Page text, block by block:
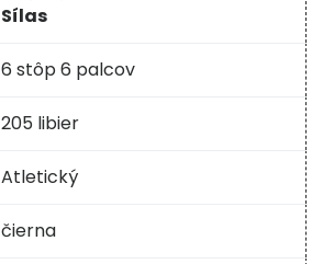
Sílas
6 stôp 6 palcov
205 libier
Atletický
čierna